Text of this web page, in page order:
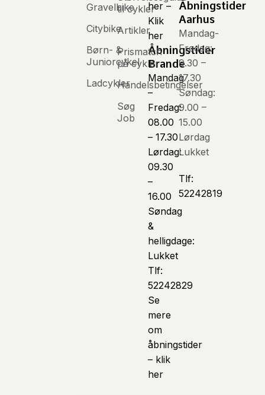
Gravelbike
Citybike
Børn- &
Juniorcykel
Ladcykler
til cykler
Artikler
Prismatch
på cykler
Handelsbetingelser
Søg
Job
her –
Klik
her
Åbningstider
Brande
Mandag
–
Fredag:
08.00
– 17.30
Lørdag:
09.30
–
16.00
Søndag
&
helligdage:
Lukket
Tlf:
52242829
Se
mere
om
åbningstider
– klik
her
Åbningstider
Aarhus
Mandag-
Fredag:
9.30 –
17.30
Søndag:
9.00 –
15.00
Lørdag
Lukket
Tlf:
52242819